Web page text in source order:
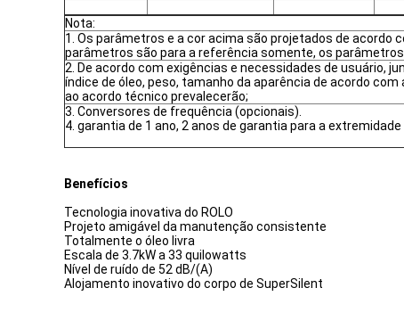
Nota:
1. Os parâmetros e a cor acima são projetados de acordo
parâmetros são para a referência somente, os
2. De acordo com exigências e necessidades de usuário,
índice de óleo, peso, tamanho da aparência de acordo
ao acordo técnico prevalecerão;
3. Conversores de frequência (opcionais).
4. garantia de 1 ano, 2 anos de garantia para a extremidade
Benefícios
Tecnologia inovativa do ROLO
Projeto amigável da manutenção consistente
Totalmente o óleo livra
Escala de 3.7kW a 33 quilowatts
Nível de ruído de 52 dB/(A)
Alojamento inovativo do corpo de SuperSilent